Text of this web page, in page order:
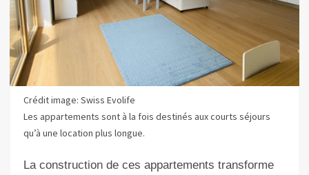
Crédit image: Swiss Evolife
Les appartements sont à la fois destinés aux courts séjours
qu’à une location plus longue.
La construction de ces appartements transforme